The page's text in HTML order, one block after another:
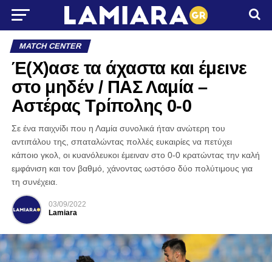
MATCH CENTER
Έ(Χ)ασε τα άχαστα και έμεινε
στο μηδέν / ΠΑΣ Λαμία –
Αστέρας Τρίπολης 0-0
Σε ένα παιχνίδι που η Λαμία συνολικά ήταν ανώτερη του
αντιπάλου της, σπαταλώντας πολλές ευκαιρίες να πετύχει
κάποιο γκολ, οι κυανόλευκοι έμειναν στο 0-0 κρατώντας την καλή
εμφάνιση και τον βαθμό, χάνοντας ωστόσο δύο πολύτιμους για
τη συνέχεια.
03/09/2022
Lamiara